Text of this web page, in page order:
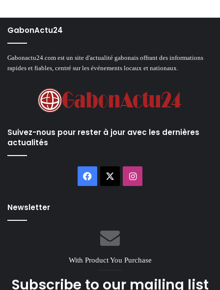
GabonActu24
Gabonactu24.com est un site d'actualité gabonais offrant des informations
rapides et fiables, centré sur les événements locaux et nationaux.
Suivez-nous pour rester à jour avec les dernières
actualités
Facebook Instagram
Newsletter
With Product You Purchase
Subscribe to our mailing list